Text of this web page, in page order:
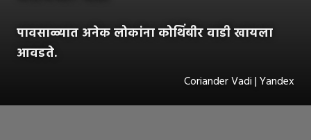
पावसाळ्यात अनेक लोकांना कोथिंबीर वाडी खायला
आवडते.
Coriander Vadi | Yandex